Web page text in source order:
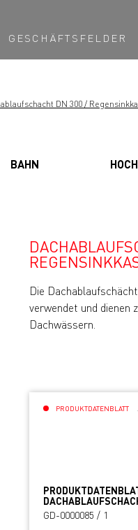
GESCHÄFTSFELDER
DN 300 /
BAHN
Die
verwendet und dienen
Dachwässern.
PRODUKTDATENBLATT
GD-0000085 / 1